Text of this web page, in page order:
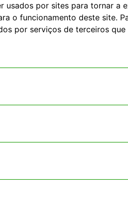
por sites para tornar
o funcionamento deste site.
por serviços de terceiros que